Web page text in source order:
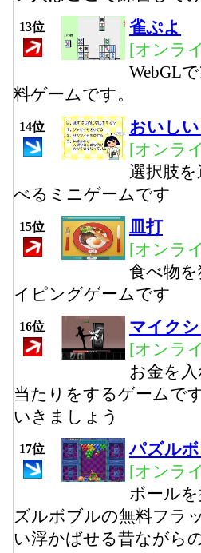
13位
雀ぷよ
[オンラ
WebGL
料ゲームです。
14位
おいし
[オンラ
選択肢
べるミニゲームです
15位
皿打
[オンラ
食べ物
イピングゲームです
16位
マイク
[オンラ
お金を
当たりをするゲームで
いきましょう
17位
パズル
[オンラ
ボール
ズルボブルの無料フラ
い浮かばせる昔ながら